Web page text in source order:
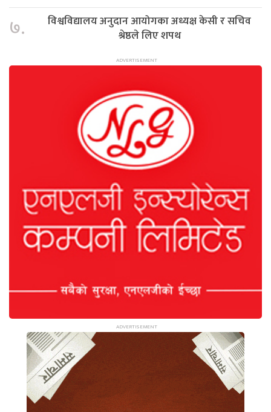
७.
विश्वविद्यालय अनुदान आयोगका अध्यक्ष केसी र सचिव
श्रेष्ठले लिए शपथ